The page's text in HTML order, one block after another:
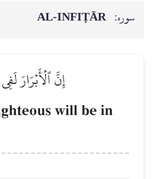
سوره: AL‑INFIṬĀR
إِنَّ ٱلۡأَبۡرَارَ
will be in